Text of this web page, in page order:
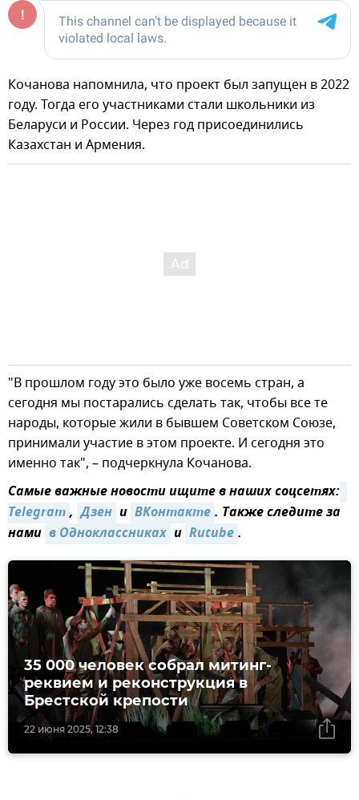
Кочанова напомнила, что проект был запущен в 2022
году. Тогда его участниками стали школьники из
Беларуси и России. Через год присоединились
Казахстан и Армения.
"В прошлом году это было уже восемь стран, а
сегодня мы постарались сделать так, чтобы все те
народы, которые жили в бывшем Советском Союзе,
принимали участие в этом проекте. И сегодня это
именно так", – подчеркнула Кочанова.
Самые важные новости ищите в наших соцсетях:
Telegram, Дзен и ВКонтакте. Также следите за
нами в Одноклассниках и Rutube.
22 июня 2025, 12:38
35 000 человек собрал митинг-
реквием и реконструкция в
Брестской крепости